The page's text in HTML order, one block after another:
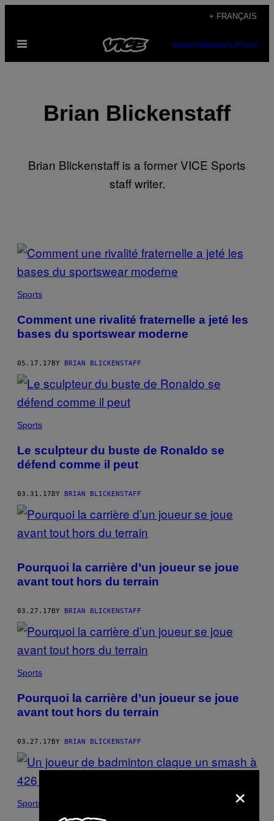
content
+ FRANÇAIS
Open
SUBSCRIBENEWSLETTER
Brian Blickenstaff
Brian Blickenstaff is a former VICE Sports
staff writer.
POSTS
BY
THIS
AUTHOR
Sports
Comment une rivalité fraternelle a jeté les
bases du sportswear moderne
05.17.17BY BRIAN BLICKENSTAFF
Sports
Le sculpteur du buste de Ronaldo se
défend comme il peut
03.31.17BY BRIAN BLICKENSTAFF
Pourquoi la carrière d’un joueur se joue
avant tout hors du terrain
03.27.17BY BRIAN BLICKENSTAFF
Sports
Pourquoi la carrière d’un joueur se joue
avant tout hors du terrain
03.27.17BY BRIAN BLICKENSTAFF
Sports ×